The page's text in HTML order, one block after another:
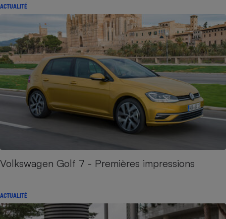
ACTUALITÉ
Volkswagen Golf 7 - Premières impressions
ACTUALITÉ